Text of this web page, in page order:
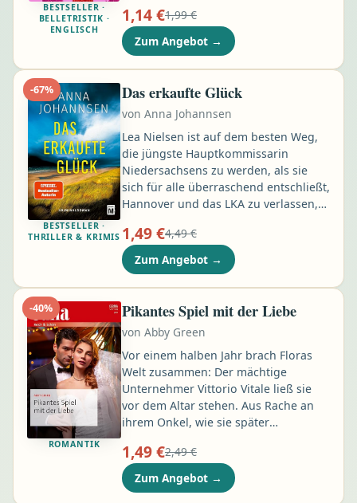
BESTSELLER ·
BELLETRISTIK ·
ENGLISCH
a Toronto teacher to England, she
discovers some loves are worth
crossing oceans — and decades — to
find. But it's the charming grandson
of her grandmother's lost love who
changes everything, proving that
sometimes the heart knows exactly
where, and when, it belongs.
1,14 €1,99 €
Zum Angebot →
-67%
BESTSELLER ·
THRILLER & KRIMIS
Das erkaufte Glück
von Anna Johannsen
Lea Nielsen ist auf dem besten Weg,
die jüngste Hauptkommissarin
Niedersachsens zu werden, als sie
sich für alle überraschend entschließt,
Hannover und das LKA zu verlassen,
Wittmund anzunehmen. Kaum
eingetroffen, wartet schon der erste
Fall auf sie: Die 19-jährige Maya van
Berg wurde von ihren Eltern als
vermisst gemeldet. Die Mutter, eine
erfolgreiche Life-Coachin, verhält sich
bei der Befragung äußerst kühl,
während sich der Vater sehr betroffen
zeigt …
1,49 €4,49 €
Zum Angebot →
-40%
ROMANTIK
Pikantes Spiel mit der Liebe
von Abby Green
Vor einem halben Jahr brach Floras
Welt zusammen: Der mächtige
Unternehmer Vittorio Vitale ließ sie
vor dem Altar stehen. Aus Rache an
ihrem Onkel, wie sie später
zerstörte ihre Existenz, mühsam hält
sie sich seitdem als Kellnerin über
Wasser. Als Vittorio davon erfährt,
1,49 €2,49 €
Zum Angebot →